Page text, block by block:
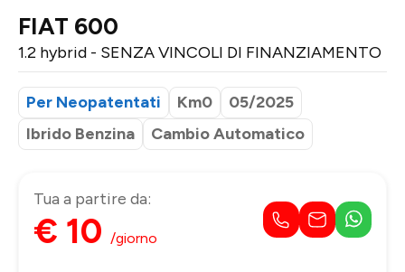
FIAT 600
1.2 hybrid - SENZA VINCOLI DI FINANZIAMENTO
Per Neopatentati Km0
05/2025
Ibrido Benzina
Cambio Automatico
Tua a partire da:
€ 10 /giorno